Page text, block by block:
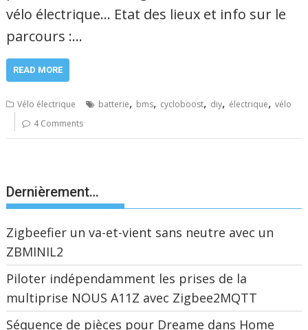
vélo électrique… Etat des lieux et info sur le
parcours :…
READ MORE
Vélo électrique batterie, bms, cycloboost, diy, électrique,vélo
4 Comments
Dernièrement…
Zigbeefier un va-et-vient sans neutre avec un
ZBMINIL2
Piloter indépendamment les prises de la
multiprise NOUS A11Z avec Zigbee2MQTT
Séquence de pièces pour Dreame dans Home